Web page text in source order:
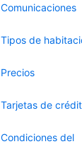
Comunicaciones
Tipos de
Precios
Tarjetas de
Condiciones del